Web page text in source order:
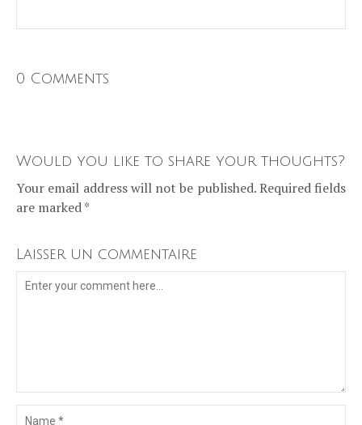
0 Comments
Would you like to share your thoughts?
Your email address will not be published. Required fields
are marked *
Laisser un commentaire